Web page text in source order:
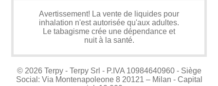
Avertissement! La vente de liquides pour
inhalation n'est autorisée qu'aux adultes.
Le tabagisme crée une dépendance et
nuit à la santé.
© 2026 Terpy - Terpy Srl - P.IVA 10984640960 - Siège
Social: Via Montenapoleone 8 20121 – Milan - Capital